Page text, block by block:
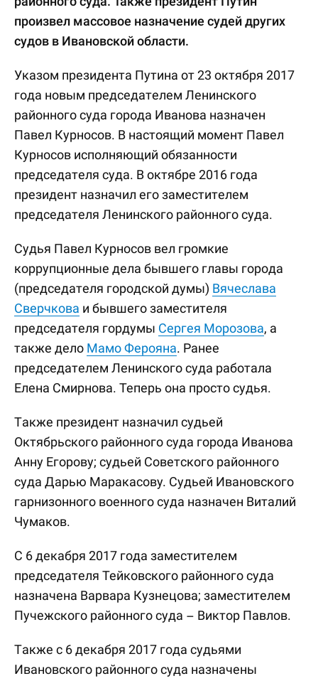
произвел массовое назначение судей других
судов в Ивановской области.
Указом президента Путина от 23 октября 2017
года новым председателем Ленинского
районного суда города Иванова назначен
Павел Курносов. В настоящий момент Павел
Курносов исполняющий обязанности
председателя суда. В октябре 2016 года
президент назначил его заместителем
председателя Ленинского районного суда.
Судья Павел Курносов вел громкие
коррупционные дела бывшего главы города
(председателя городской думы) Вячеслава
Сверчкова и бывшего заместителя
председателя гордумы Сергея Морозова, а
также дело Мамо Ферояна. Ранее
председателем Ленинского суда работала
Елена Смирнова. Теперь она просто судья.
Также президент назначил судьей
Октябрьского районного суда города Иванова
Анну Егорову; судьей Советского районного
суда Дарью Маракасову. Судьей Ивановского
гарнизонного военного суда назначен Виталий
Чумаков.
С 6 декабря 2017 года заместителем
председателя Тейковского районного суда
назначена Варвара Кузнецова; заместителем
Пучежского районного суда – Виктор Павлов.
Также с 6 декабря 2017 года судьями
Ивановского районного суда назначены